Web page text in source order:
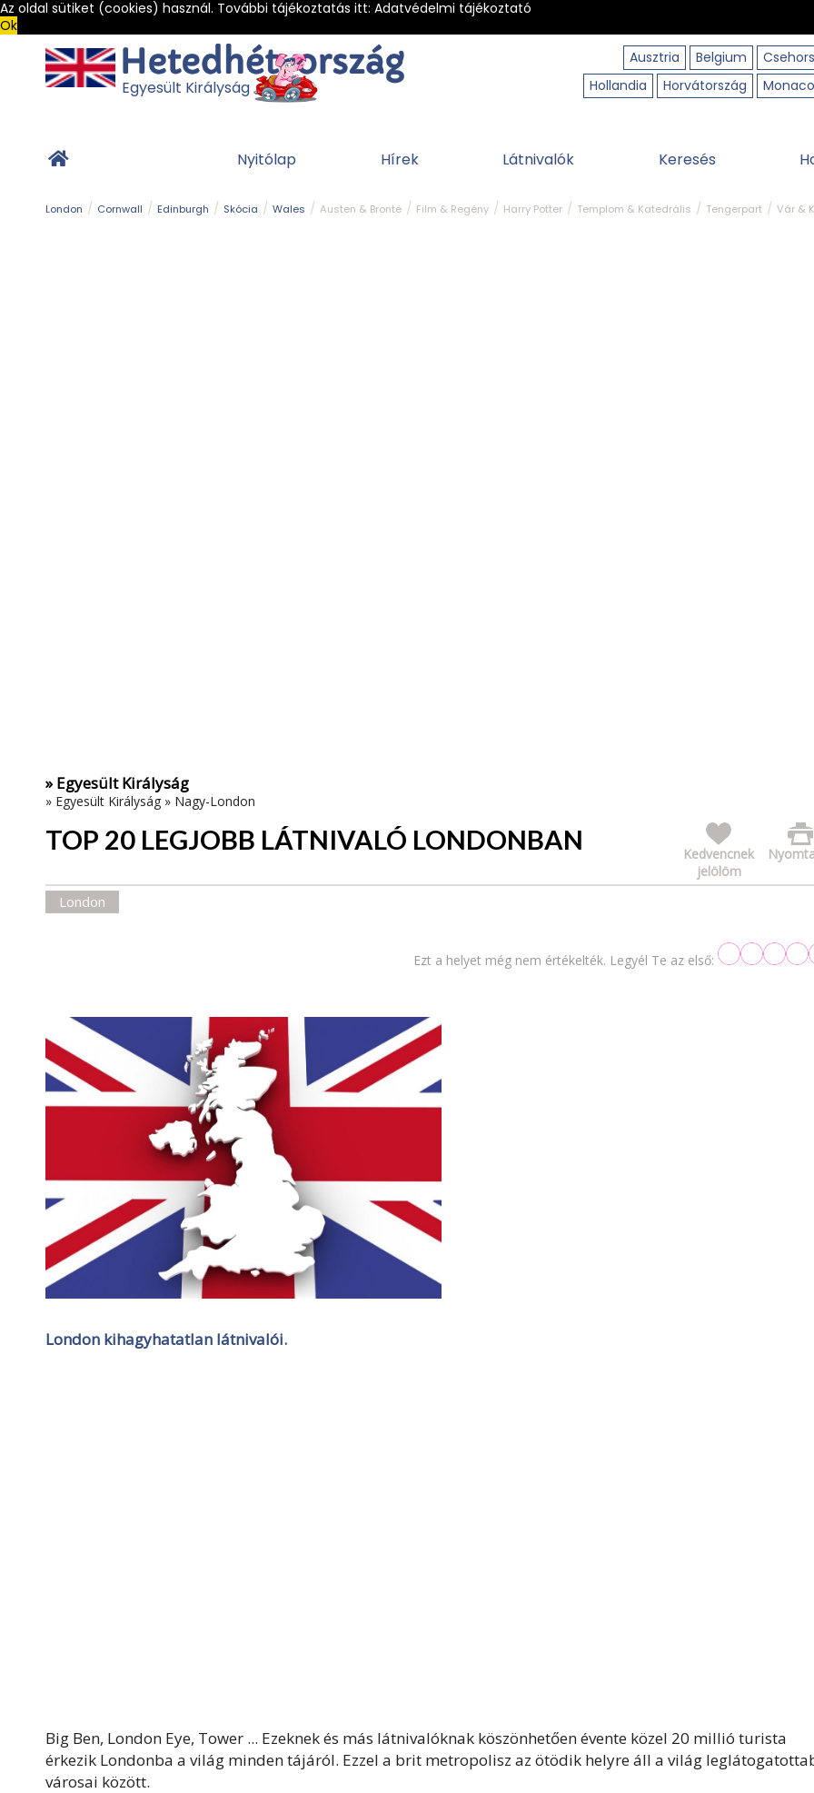
Az oldal sütiket (cookies) használ. További tájékoztatás itt: Adatvédelmi tájékoztató
Ok
Ausztria
Belgium
Hollandia
Horvátország Monaco
Egyesült Királyság
Nyitólap Hírek Látnivalók Keresés
London Cornwall Edinburgh Skócia Wales Austen & Brontë Film & Regény Harry Potter Templom & Katedrális Tengerpart Vár &
» Egyesült Királyság
» Egyesült Királyság » Nagy-London
TOP 20 LEGJOBB LÁTNIVALÓ LONDONBAN
Kedvencnek
jelölöm
London
Ezt a helyet még nem értékelték. Legyél Te az első:
London kihagyhatatlan látnivalói.
Big Ben, London Eye, Tower ... Ezeknek és más látnivalóknak köszönhetően évente közel 20 millió turista
érkezik Londonba a világ minden tájáról. Ezzel a brit metropolisz az ötödik helyre áll a világ
városai között.